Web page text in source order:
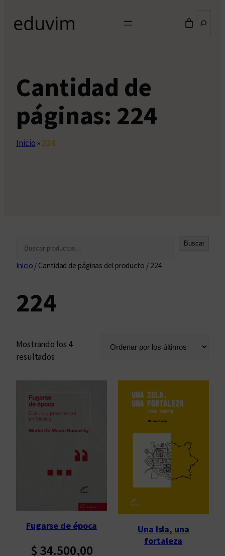
Cantidad de
páginas: 224
Inicio»224
s
a
r
Buscar
Inicio / Cantidad de páginas del producto / 224
224
Mostrando los 4
resultados
d
d
o
ú
Fugarse de época
$ 34.500,00
Una Isla, una
fortaleza